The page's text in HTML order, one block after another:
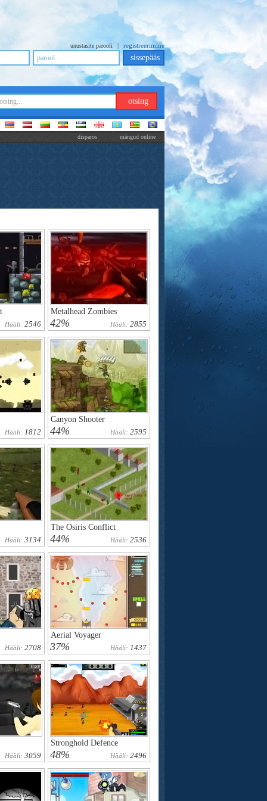
unustasite parooli | registreerimine
disparos mängud online
Hääli: 2546
Metalhead Zombies
42% Hääli: 2855
Hääli: 1812
Canyon Shooter
44% Hääli: 2595
Hääli: 3134
The Osiris Conflict
44% Hääli: 2536
Hääli: 2708
Aerial Voyager
37% Hääli: 1437
Hääli: 3059
Stronghold Defence
48% Hääli: 2496